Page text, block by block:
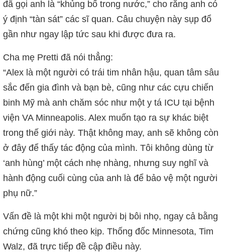
đã gọi anh là “khủng bố trong nước,” cho rằng anh có
ý định “tàn sát” các sĩ quan. Câu chuyện này sụp đổ
gần như ngay lập tức sau khi được đưa ra.
Cha mẹ Pretti đã nói thẳng:
“Alex là một người có trái tim nhân hậu, quan tâm sâu
sắc đến gia đình và bạn bè, cũng như các cựu chiến
binh Mỹ mà anh chăm sóc như một y tá ICU tại bệnh
viện VA Minneapolis. Alex muốn tạo ra sự khác biệt
trong thế giới này. Thật không may, anh sẽ không còn
ở đây để thấy tác động của mình. Tôi không dùng từ
‘anh hùng’ một cách nhẹ nhàng, nhưng suy nghĩ và
hành động cuối cùng của anh là để bảo vệ một người
phụ nữ.”
Vấn đề là một khi một người bị bôi nhọ, ngay cả bằng
chứng cũng khó theo kịp. Thống đốc Minnesota, Tim
Walz, đã trực tiếp đề cập điều này.